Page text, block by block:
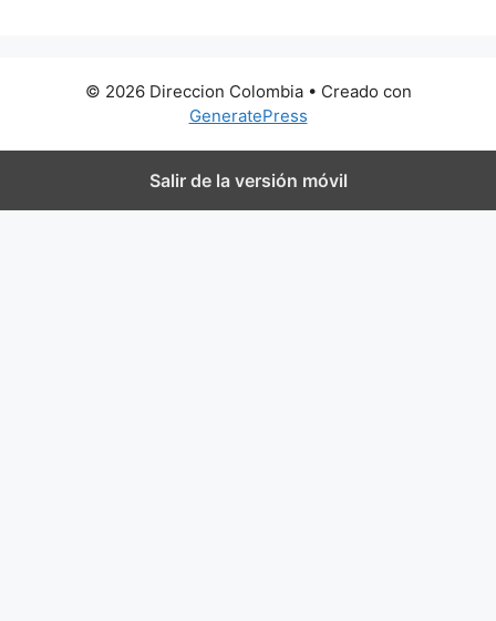
© 2026 Direccion Colombia• Creado con
GeneratePress
Salir de la versión móvil